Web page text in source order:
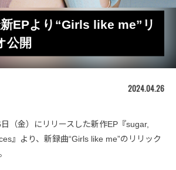
EPより“Girls like me”リ
公開
2024.04.26
（金）にリリースした新作EP『sugar,
』より、新録曲“Girls like me”のリリック